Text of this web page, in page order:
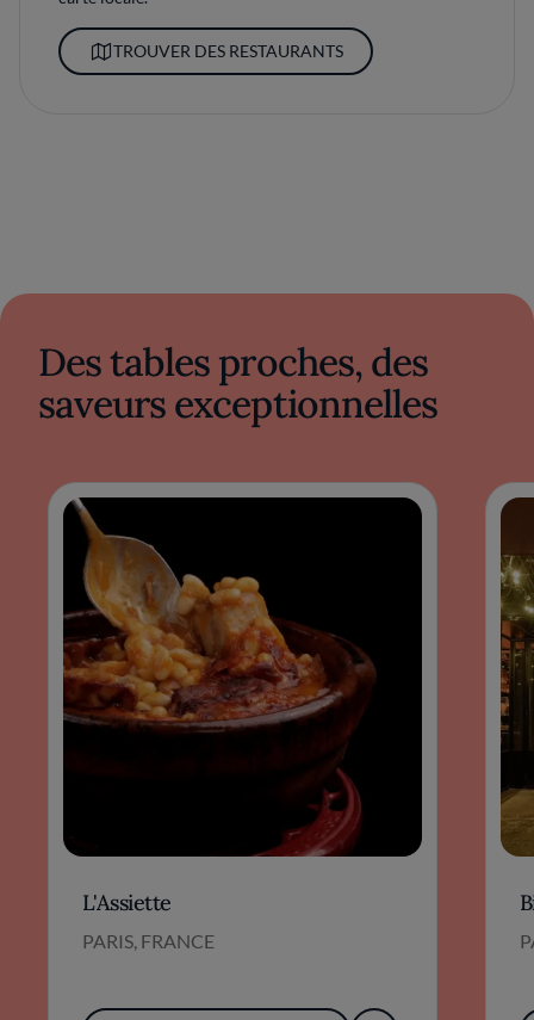
TROUVER DES RESTAURANTS
Des tables proches, des
saveurs exceptionnelles
L'Assiette
PARIS, FRANCE